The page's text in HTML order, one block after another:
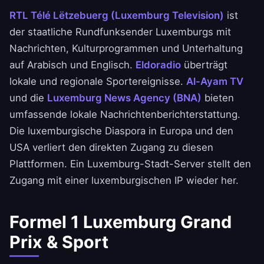
RTL Télé Lëtzebuerg (Luxemburg Television) ist
der staatliche Rundfunksender Luxemburgs mit
Nachrichten, Kulturprogrammen und Unterhaltung
auf Arabisch und Englisch. Eldoradio überträgt
lokale und regionale Sportereignisse. Al-Ayam TV
und die Luxemburg News Agency (BNA) bieten
umfassende lokale Nachrichtenberichterstattung.
Die luxemburgische Diaspora in Europa und den
USA verliert den direkten Zugang zu diesen
Plattformen. Ein Luxemburg-Stadt-Server stellt den
Zugang mit einer luxemburgischen IP wieder her.
Formel 1 Luxemburg Grand
Prix & Sport